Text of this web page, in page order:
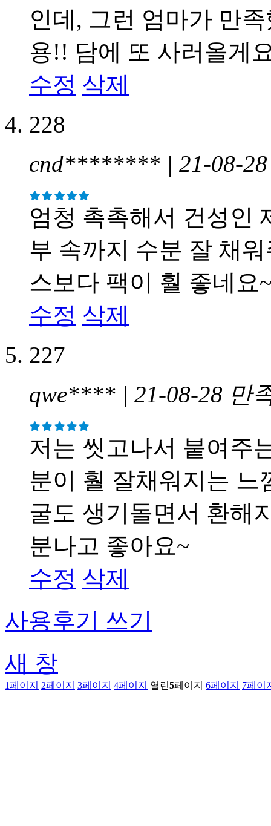
인데, 그런 엄마가 만
용!! 담에 또 사러올게
수정 삭제
228
cnd******** | 21-08-
엄청 촉촉해서 건성인
부 속까지 수분 잘 채
스보다 팩이 훨 좋네요
수정 삭제
227
qwe**** | 21-08-28 만
저는 씻고나서 붙여주
분이 훨 잘채워지는 느
굴도 생기돌면서 환해
분나고 좋아요~
수정 삭제
사용후기 쓰기
새 창
1페이지 2페이지 3페이지 4페이지 열린5페이지 6페이지 7페이